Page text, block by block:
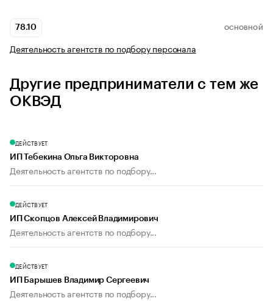
78.10 ОСНОВНОЙ
Деятельность агентств по подбору персонала
Другие предприниматели с тем же
ОКВЭД
ДЕЙСТВУЕТ
ИП Тебекина Ольга Викторовна
Деятельность агентств по подбору...
ДЕЙСТВУЕТ
ИП Скопцов Алексей Владимирович
Деятельность агентств по подбору...
ДЕЙСТВУЕТ
ИП Барышев Владимир Сергеевич
Деятельность агентств по подбору...